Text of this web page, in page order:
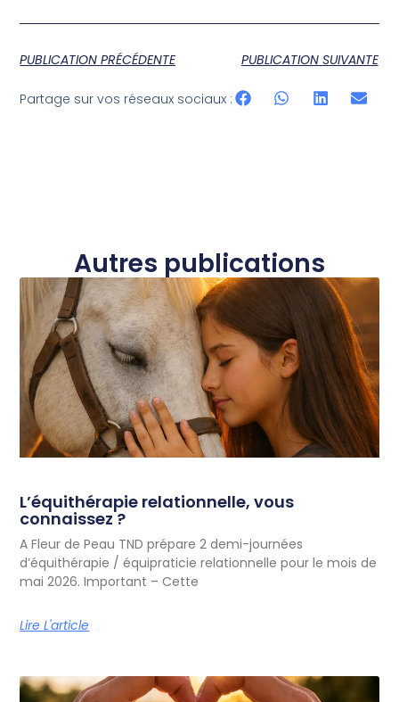
PUBLICATION PRÉCÉDENTE PUBLICATION SUIVANTE
Partage sur vos réseaux sociaux :
Autres publications
L’équithérapie relationnelle, vous
connaissez ?
A Fleur de Peau TND prépare 2 demi-journées
d’équithérapie / équipraticie relationnelle pour le mois de
mai 2026. Important – Cette
Lire L'article